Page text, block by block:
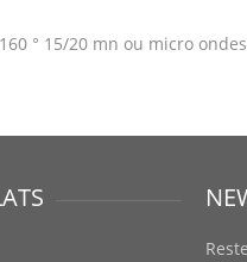
° 15/20 mn ou micro ondes